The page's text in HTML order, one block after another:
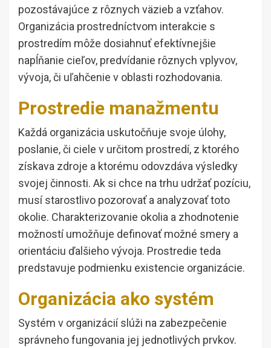
pozostávajúce z rôznych väzieb a vzťahov.
Organizácia prostredníctvom interakcie s
prostredím môže dosiahnuť efektívnejšie
napĺňanie cieľov, predvídanie rôznych vplyvov,
vývoja, či uľahčenie v oblasti rozhodovania.
Prostredie manažmentu
Každá organizácia uskutočňuje svoje úlohy,
poslanie, či ciele v určitom prostredí, z ktorého
získava zdroje a ktorému odovzdáva výsledky
svojej činnosti. Ak si chce na trhu udržať pozíciu,
musí starostlivo pozorovať a analyzovať toto
okolie. Charakterizovanie okolia a zhodnotenie
možností umožňuje definovať možné smery a
orientáciu ďalšieho vývoja. Prostredie teda
predstavuje podmienku existencie organizácie.
Organizácia ako systém
Systém v organizácií slúži na zabezpečenie
správneho fungovania jej jednotlivých prvkov.